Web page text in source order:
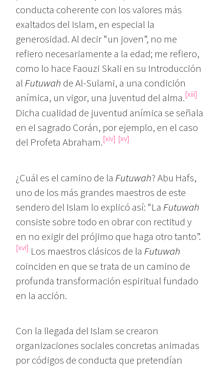
conducta coherente con los valores más
exaltados del Islam, en especial la
generosidad. Al decir “un joven”, no me
refiero necesariamente a la edad; me refiero,
como lo hace Faouzi Skali en su Introducción
al Futuwah de Al-Sulami, a una condición
anímica, un vigor, una juventud del alma.[xiii]
Dicha cualidad de juventud anímica se señala
en el sagrado Corán, por ejemplo, en el caso
del Profeta Abraham.[xiv] [xv]
¿Cuál es el camino de la Futuwah? Abu Hafs,
uno de los más grandes maestros de este
sendero del Islam lo explicó así: “La Futuwah
consiste sobre todo en obrar con rectitud y
en no exigir del prójimo que haga otro tanto”.
[xvi] Los maestros clásicos de la Futuwah
coinciden en que se trata de un camino de
profunda transformación espiritual fundado
en la acción.
Con la llegada del Islam se crearon
organizaciones sociales concretas animadas
por códigos de conducta que pretendían